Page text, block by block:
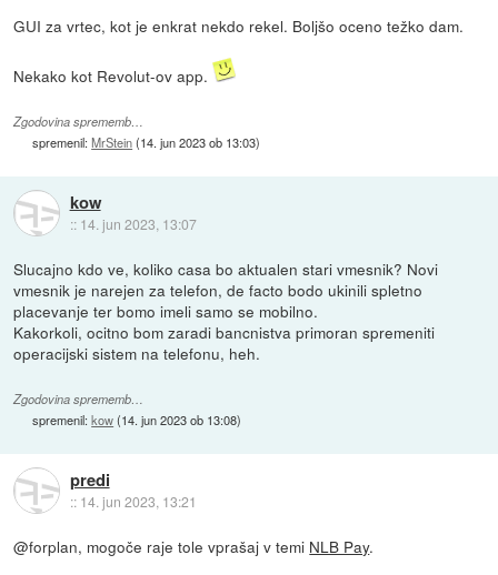
GUI za vrtec, kot je enkrat nekdo rekel. Boljšo oceno težko dam.
Nekako kot Revolut-ov app.
Zgodovina sprememb…
spremenil:MrStein(14. jun 2023 ob 13:03)
kow
:: 14. jun 2023, 13:07
Slucajno kdo ve, koliko casa bo aktualen stari vmesnik? Novi
vmesnik je narejen za telefon, de facto bodo ukinili spletno
placevanje ter bomo imeli samo se mobilno.
Kakorkoli, ocitno bom zaradi bancnistva primoran spremeniti
operacijski sistem na telefonu, heh.
Zgodovina sprememb…
spremenil:kow(14. jun 2023 ob 13:08)
predi
:: 14. jun 2023, 13:21
@forplan, mogoče raje tole vprašaj v temi NLB Pay.